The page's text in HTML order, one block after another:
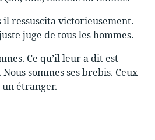
il ressuscita victorieusement.
juge de tous les hommes.
Ce qu’il leur a dit est
sommes ses brebis. Ceux
étranger.